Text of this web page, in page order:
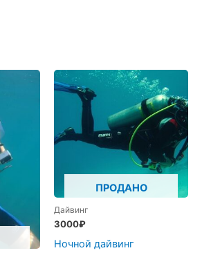
ПРОДАНО
Дайвинг
3000₽
Ночной дайвинг